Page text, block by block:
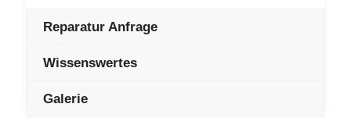
Reparatur Anfrage
Wissenswertes
Galerie